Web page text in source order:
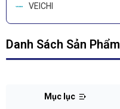
VEICHI
LEADSHINE
Danh Sách Sản Phẩm
Mục lục